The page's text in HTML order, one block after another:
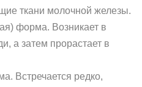
ткани молочной железы.
форма. Возникает в
а затем прорастает в
Встречается редко,